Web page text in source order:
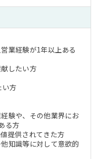
業経験が1年以上ある
したい方
い方
験や、その他業界にお
る方
提供されてきた方
知識等に対して意欲的